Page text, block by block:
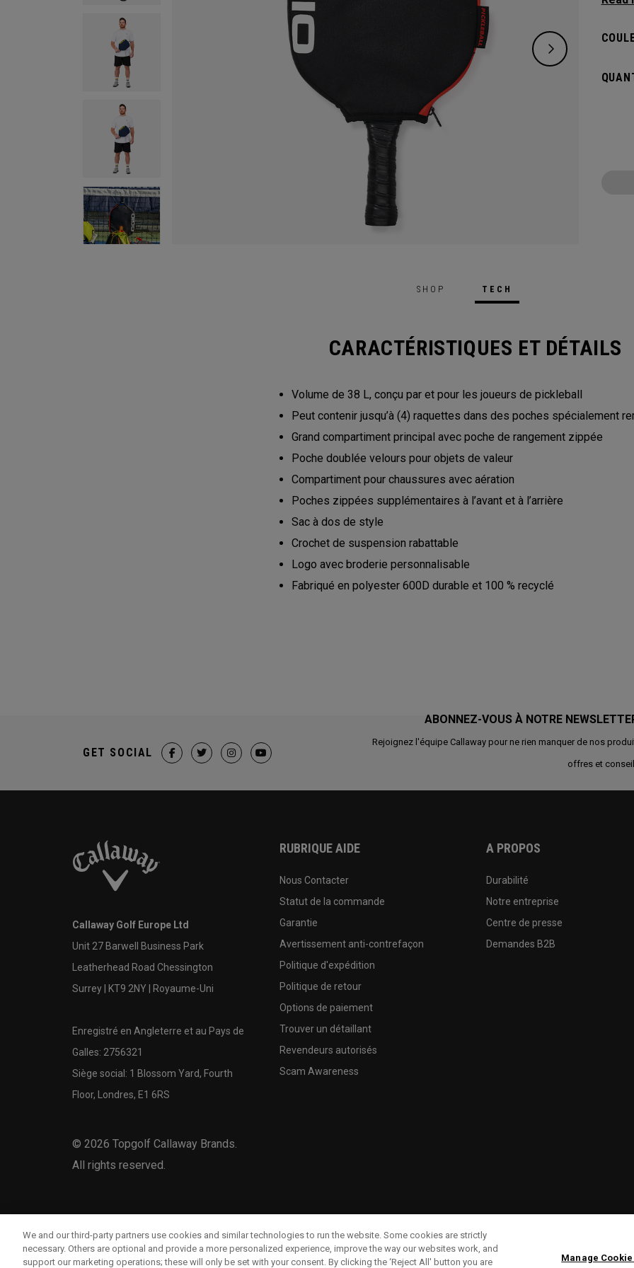
SHOP TECH
CARACTÉRISTIQUES ET DÉTAILS
Volume de 38 L, conçu par et pour les joueurs de pickleball
Peut contenir jusqu’à (4) raquettes dans des poches spécialement
Grand compartiment principal avec poche de rangement zippée
Poche doublée velours pour objets de valeur
Compartiment pour chaussures avec aération
Poches zippées supplémentaires à l’avant et à l’arrière
Sac à dos de style
Crochet de suspension rabattable
Logo avec broderie personnalisable
Fabriqué en polyester 600D durable et 100 % recyclé
ABONNEZ-VOUS À NOTRE
Rejoignez l'équipe Callaway pour ne rien manquer de nos
offres et
GET SOCIAL
Callaway Golf Europe Ltd
Unit 27 Barwell Business Park
Leatherhead Road Chessington
Surrey | KT9 2NY | Royaume-Uni
Enregistré en Angleterre et au Pays de
Galles: 2756321
Siège social: 1 Blossom Yard, Fourth
Floor, Londres, E1 6RS
© 2026 Topgolf Callaway Brands.
All rights reserved.
RUBRIQUE AIDE
Nous Contacter
Statut de la commande
Garantie
Avertissement anti-contrefaçon
Politique d'expédition
Politique de retour
Options de paiement
Trouver un détaillant
Revendeurs autorisés
Scam Awareness
A PROPOS
Durabilité
Notre entreprise
Centre de presse
Demandes B2B
We and our third-party partners use cookies and similar technologies to run the website. Some cookies are strictly
necessary. Others are optional and provide a more personalized experience, improve the way our websites work, and
support our marketing operations; these will only be set with your consent. By clicking the ‘Reject All' button you are
Manage